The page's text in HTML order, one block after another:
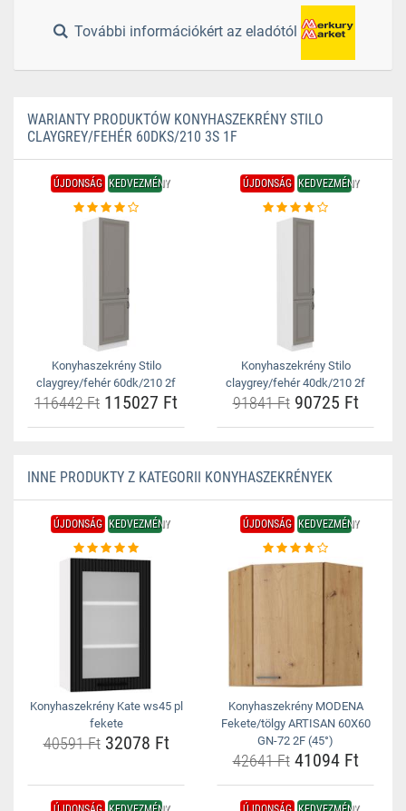
További információkért az eladótól
WARIANTY PRODUKTÓW KONYHASZEKRÉNY STILO
CLAYGREY/FEHÉR 60DKS/210 3S 1F
ÚJDONSÁG KEDVEZMÉNY
Konyhaszekrény Stilo
claygrey/fehér 60dk/210 2f
116442 Ft 115027 Ft
ÚJDONSÁG KEDVEZMÉNY
Konyhaszekrény Stilo
claygrey/fehér 40dk/210 2f
91841 Ft90725 Ft
INNE PRODUKTY Z KATEGORII KONYHASZEKRÉNYEK
ÚJDONSÁG KEDVEZMÉNY
Konyhaszekrény Kate ws45 pl
fekete
40591 Ft32078 Ft
ÚJDONSÁG KEDVEZMÉNY
Konyhaszekrény MODENA
Fekete/tölgy ARTISAN 60X60
GN-72 2F (45°)
42641 Ft41094 Ft